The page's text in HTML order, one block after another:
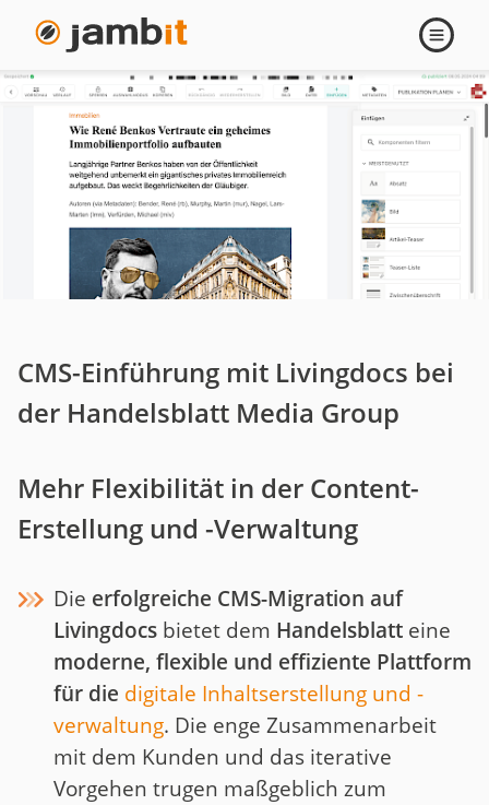
öffnen
CMS-Einführung mit Livingdocs bei
der Handelsblatt Media Group
Mehr Flexibilität in der Content-
Erstellung und -Verwaltung
Die erfolgreiche CMS-Migration auf
Livingdocs bietet dem Handelsblatt eine
moderne, flexible und effiziente Plattform
für die digitale Inhaltserstellung und -
verwaltung. Die enge Zusammenarbeit
mit dem Kunden und das iterative
Vorgehen trugen maßgeblich zum